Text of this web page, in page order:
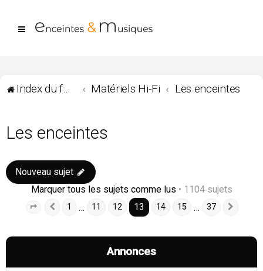
Index du forum Matériels Hi-Fi Les enceintes
Les enceintes
Nouveau sujet
Marquer tous les sujets comme lus • 1104 sujets
Page 13 sur 37
Précédente
1 … 11 12 13 14 15 … 37
Annonces